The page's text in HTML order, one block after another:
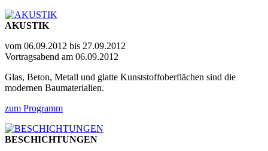
AKUSTIK
vom 06.09.2012 bis 27.09.2012
Vortragsabend am 06.09.2012
Glas, Beton, Metall und glatte Kunststoffoberflächen sind die
modernen Baumaterialien.
zum Programm
BESCHICHTUNGEN